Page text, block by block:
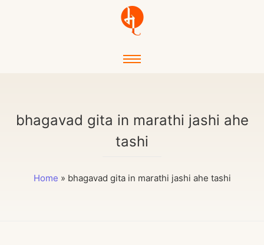
bhagavad gita in marathi jashi ahe
tashi
Home » bhagavad gita in marathi jashi ahe tashi